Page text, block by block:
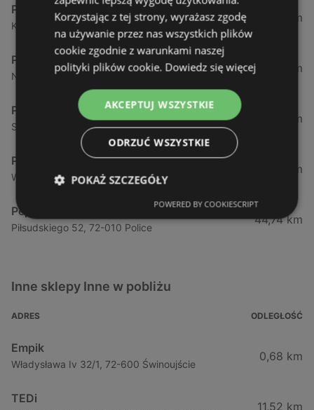
Pepco
Kościuszki 15, ch stop shop, 72-600 Świnoujście
1,6 km
Pepco
Nowomyśliwska 23, 72-500 Międzyzdroje
11,45 km
Pepco
Strzelecka 12, 72-400 Kamień Pomorski
34,13 km
Pepco
Wyszyńskiego 13, 72-009 Police
44,26 km
Pepco
Piłsudskiego 52, 72-010 Police
44,74 km
Inne sklepy Inne w pobliżu
ADRES ODLEGŁOŚĆ
Empik
Władysława Iv 32/1, 72-600 Świnoujście
0,68 km
TEDi
11,52 km
Korzystając z tej strony, wyrażasz zgodę
na używanie przez nas wszystkich plików
cookie zgodnie z warunkami naszej
polityki plików cookie. Dowiedz się więcej
AKCEPTUJ WSZYSTKIE
ODRZUĆ WSZYSTKIE
POKAŻ SZCZEGÓŁY
POWERED BY COOKIESCRIPT